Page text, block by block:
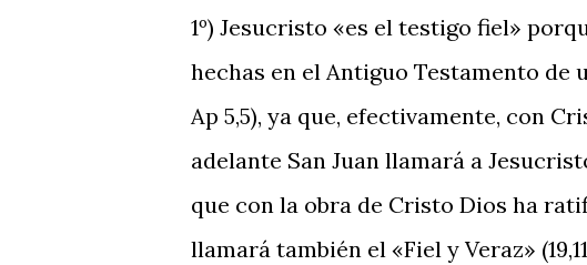
1º) Jesucristo «es el testigo fiel»
hechas en el Antiguo Testamento de
Ap 5,5), ya que, efectivamente, con
adelante San Juan llamará a
que con la obra de Cristo Dios ha
llamará también el «Fiel y Veraz»